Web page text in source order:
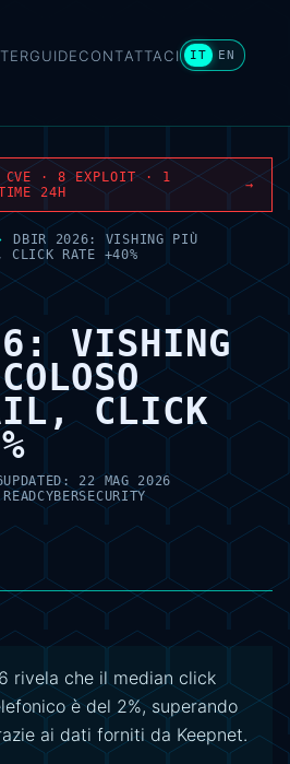
GUIDECONTATTACI IT EN
· 8 EXPLOIT · 1
24H
→
DBIR 2026: VISHING PIÙ
CLICK RATE +40%
VISHING
CLICK
UPDATED: 22 MAG 2026
CYBERSECURITY
rivela che il median click
è del 2%, superando
ai dati forniti da Keepnet.